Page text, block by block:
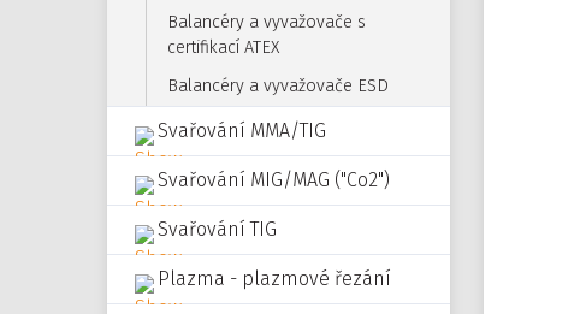
Balancéry a vyvažovače s
certifikací ATEX
Balancéry a vyvažovače ESD
Svařování MMA/TIG
Svařování MIG/MAG ("Co2")
Svařování TIG
Plazma - plazmové řezání